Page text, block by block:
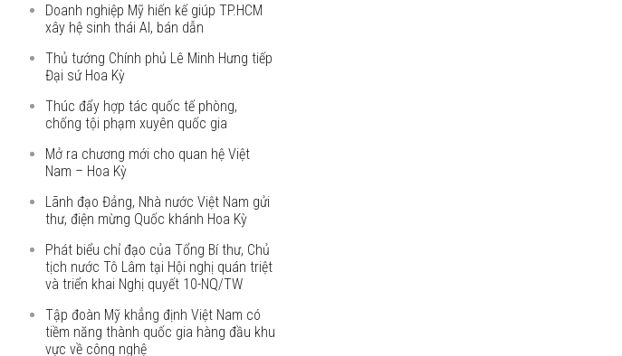
Doanh nghiệp Mỹ hiến kế giúp TP.HCM
xây hệ sinh thái AI, bán dẫn
Thủ tướng Chính phủ Lê Minh Hưng tiếp
Đại sứ Hoa Kỳ
Thúc đẩy hợp tác quốc tế phòng,
chống tội phạm xuyên quốc gia
Mở ra chương mới cho quan hệ Việt
Nam – Hoa Kỳ
Lãnh đạo Đảng, Nhà nước Việt Nam gửi
thư, điện mừng Quốc khánh Hoa Kỳ
Phát biểu chỉ đạo của Tổng Bí thư, Chủ
tịch nước Tô Lâm tại Hội nghị quán triệt
và triển khai Nghị quyết 10-NQ/TW
Tập đoàn Mỹ khẳng định Việt Nam có
tiềm năng thành quốc gia hàng đầu khu
vực về công nghệ